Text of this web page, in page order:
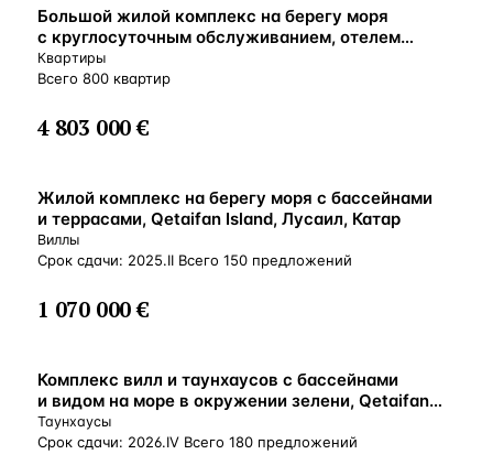
Большой жилой комплекс на берегу моря
с круглосуточным обслуживанием, отелем
и бассейнами, Доха, Катар
Квартиры
Всего 800 квартир
4 803 000 €
Жилой комплекс на берегу моря с бассейнами
и террасами, Qetaifan Island, Лусаил, Катар
Виллы
Срок сдачи: 2025.II Всего 150 предложений
1 070 000 €
Комплекс вилл и таунхаусов с бассейнами
и видом на море в окружении зелени, Qetaifan
Island, Лусаил, Катар
Таунхаусы
Срок сдачи: 2026.IV Всего 180 предложений